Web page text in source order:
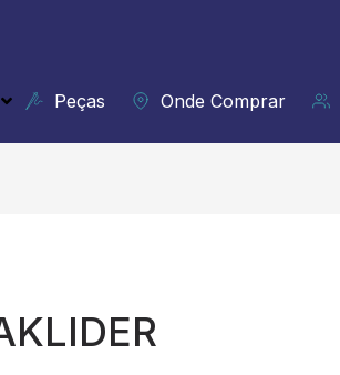
Peças Onde Comprar